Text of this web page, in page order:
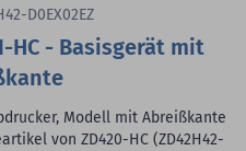
D0EX02EZ
HC - Basisgerät mit
Modell mit Abreißkante
von ZD420-HC (ZD42H42-